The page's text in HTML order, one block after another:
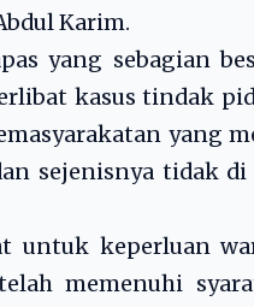
Karim.
yang sebagian
kasus tindak
yang
sejenisnya tidak
untuk keperluan
memenuhi